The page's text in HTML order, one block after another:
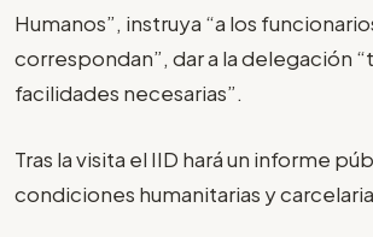
Humanos”, instruya “a los
correspondan”, dar a la delegación
facilidades necesarias”.
Tras la visita el IID hará un informe
condiciones humanitarias y